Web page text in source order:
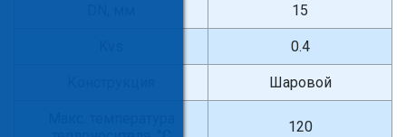
15
0.4
Шаровой
120